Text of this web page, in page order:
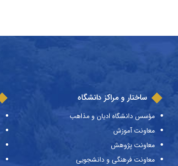
ساختار و مراکز دانشگاه
مؤسس دانشگاه ادیان و مذاهب
معاونت آموزش
معاونت پژوهش
معاونت فرهنگی و دانشجویی